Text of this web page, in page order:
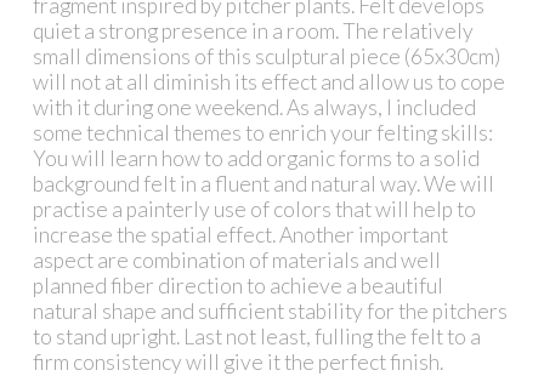
fragment inspired by pitcher plants. Felt develops
quiet a strong presence in a room. The relatively
small dimensions of this sculptural piece (65x30cm)
will not at all diminish its effect and allow us to cope
with it during one weekend. As always, I included
some technical themes to enrich your felting skills:
You will learn how to add organic forms to a solid
background felt in a fluent and natural way. We will
practise a painterly use of colors that will help to
increase the spatial effect. Another important
aspect are combination of materials and well
planned fiber direction to achieve a beautiful
natural shape and sufficient stability for the pitchers
to stand upright. Last not least, fulling the felt to a
firm consistency will give it the perfect finish.